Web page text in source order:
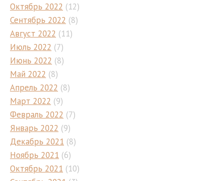
Октябрь 2022 (12)
Сентябрь 2022 (8)
Август 2022 (11)
Июль 2022 (7)
Июнь 2022 (8)
Май 2022 (8)
Апрель 2022 (8)
Март 2022 (9)
Февраль 2022 (7)
Январь 2022 (9)
Декабрь 2021 (8)
Ноябрь 2021 (6)
Октябрь 2021 (10)